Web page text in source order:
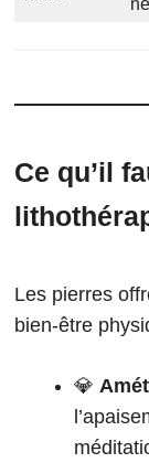
Ce qu’il
Les pierres
bien-être
💎